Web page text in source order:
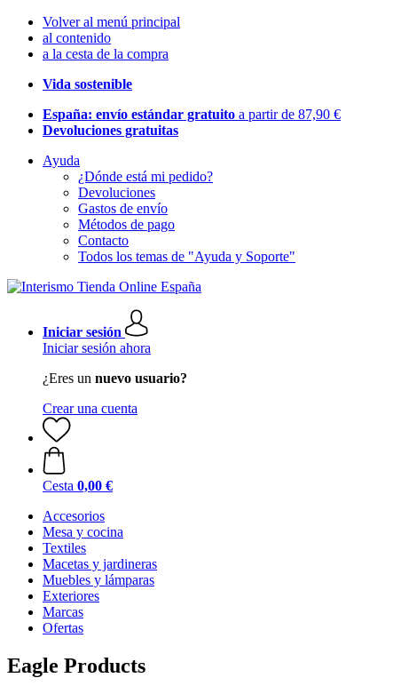
Volver al menú principal
al contenido
a la cesta de la compra
Vida sostenible
España: envío estándar gratuito a partir de 87,90 €
Devoluciones gratuitas
Ayuda
¿Dónde está mi pedido?
Devoluciones
Gastos de envío
Métodos de pago
Contacto
Todos los temas de "Ayuda y Soporte"
Iniciar sesión
Iniciar sesión ahora
¿Eres un nuevo usuario?
Crear una cuenta
Cesta 0,00 €
Accesorios
Mesa y cocina
Textiles
Macetas y jardineras
Muebles y lámparas
Exteriores
Marcas
Ofertas
Eagle Products